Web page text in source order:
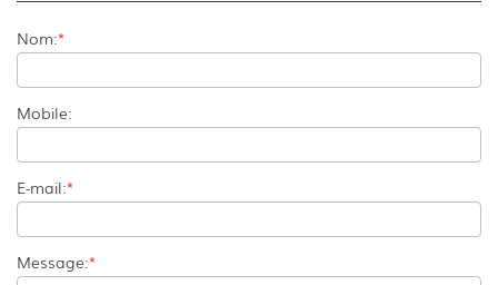
Nom:*
Mobile:
E-mail:*
Message:*